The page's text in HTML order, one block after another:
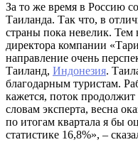
За то же время в Россию
Таиланда. Так что, в
страны пока невелик.
директора компании
направление очень
Таиланд, Индонезия.
благодарным туристам.
кажется, поток
словам эксперта, весна
по итогам квартала я бы
статистике 16,8%», –